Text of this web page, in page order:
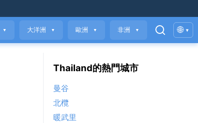
▼ 大洋洲 ▼ 歐洲 ▼ 非洲 ▼ 🌐 ▾
Thailand的熱門城市
曼谷
北欖
暖武里